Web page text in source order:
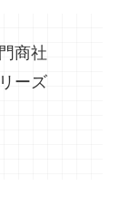
商社
ーズ